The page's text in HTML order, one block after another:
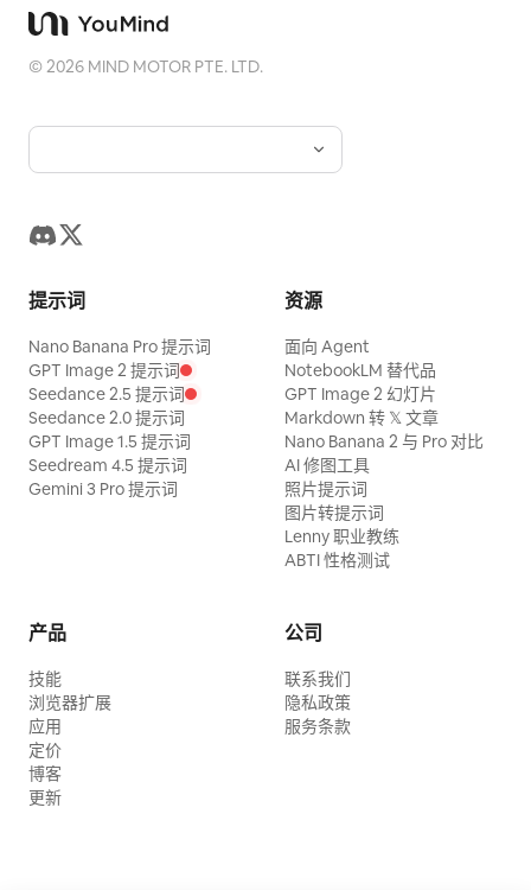
©2026 MIND MOTOR PTE. LTD.
提示词
Nano Banana Pro 提示词
GPT Image 2 提示词
Seedance 2.5 提示词
Seedance 2.0 提示词
GPT Image 1.5 提示词
Seedream 4.5 提示词
Gemini 3 Pro 提示词
资源
面向 Agent
NotebookLM 替代品
GPT Image 2 幻灯片
Markdown 转 𝕏 文章
Nano Banana 2 与 Pro 对比
AI 修图工具
照片提示词
图片转提示词
Lenny 职业教练
ABTI 性格测试
产品
技能
浏览器扩展
应用
定价
博客
更新
公司
联系我们
隐私政策
服务条款